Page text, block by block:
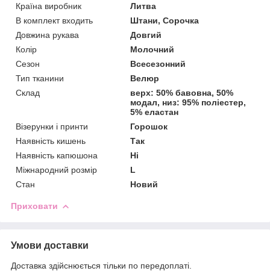
Країна виробник
Литва
В комплект входить
Штани, Сорочка
Довжина рукава
Довгий
Колір
Молочний
Сезон
Всесезонний
Тип тканини
Велюр
Склад
верх: 50% бавовна, 50%
модал, низ: 95% поліестер,
5% еластан
Візерунки і принти
Горошок
Наявність кишень
Так
Наявність капюшона
Ні
Міжнародний розмір
L
Стан
Новий
Приховати
Умови доставки
Доставка здійснюється тільки по передоплаті.